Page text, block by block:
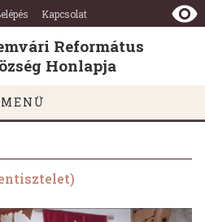
Kapcsolat
Református
Honlapja
MENÜ